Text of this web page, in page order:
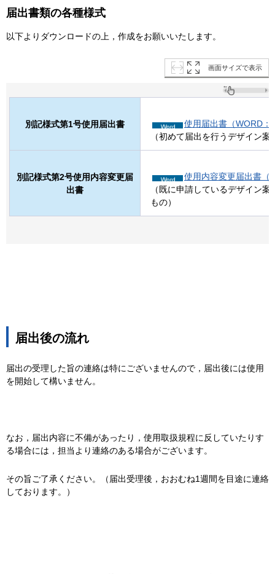
届出書類の各種様式
以下よりダウンロードの上，作成をお願いいたします。
画面サイズで表示
別記様式第1号使用届出書
使用届出書（WORD：
（初めて届出を行うデザイン
別記様式第2号使用内容変更届
出書
使用内容変更届出書（
（既に申請しているデザイン
もの）
届出後の流れ
届出の受理した旨の連絡は特にございませんので，届出後には使用
を開始して構いません。
なお，届出内容に不備があったり，使用取扱規程に反していたりす
る場合には，担当より連絡のある場合がございます。
その旨ご了承ください。（届出受理後，おおむね1週間を目途に連絡
しております。）